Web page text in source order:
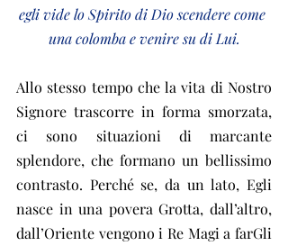
egli vide lo Spirito di Dio scendere come
una colomba e venire su di Lui.
Allo stesso tempo che la vita di Nostro
Signore trascorre in forma smorzata,
ci sono situazioni di marcante
splendore, che formano un bellissimo
contrasto. Perché se, da un lato, Egli
nasce in una povera Grotta, dall’altro,
dall’Oriente vengono i Re Magi a farGli